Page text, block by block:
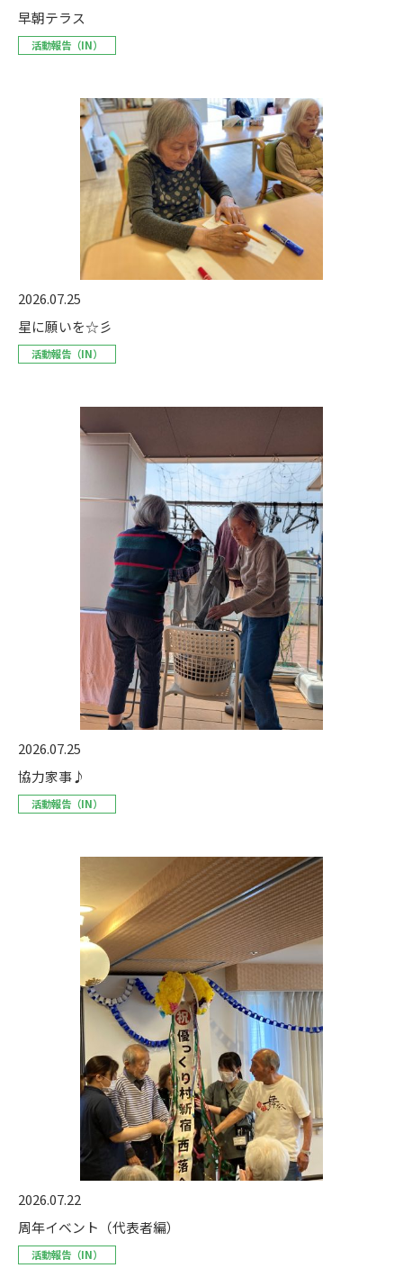
早朝テラス
活動報告（IN）
2026.07.25
星に願いを☆彡
活動報告（IN）
2026.07.25
協力家事♪
活動報告（IN）
2026.07.22
周年イベント（代表者編）
活動報告（IN）